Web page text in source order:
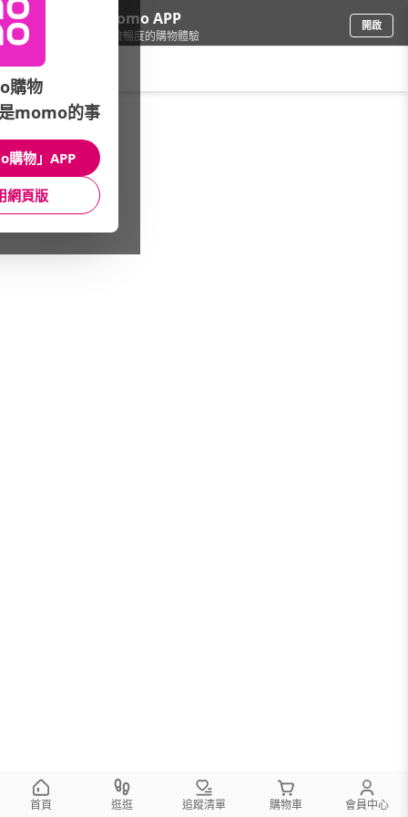
下載momo APP
給你3倍流暢度的購物體驗
開啟
看看買/服飾/服飾-推薦品牌
館長推薦 月銷量
首頁 逛逛 追蹤清單 購物車 會員中心
購物
momo的事
購物」APP
網頁版